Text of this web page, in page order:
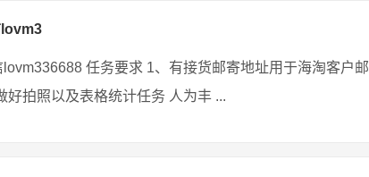
lovm3
任务要求 1、有接货邮寄地址用于海淘客户邮
拍照以及表格统计任务 人为丰 ...